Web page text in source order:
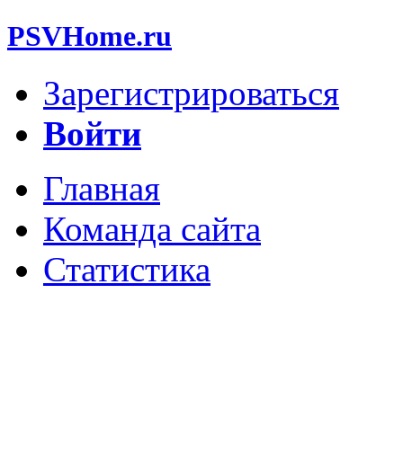
PSVHome.ru
Зарегистрироваться
Войти
Главная
Команда сайта
Статистика